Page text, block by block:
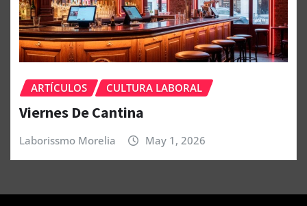
ARTÍCULOS CULTURA LABORAL
Viernes De Cantina
Laborissmo Morelia May 1, 2026